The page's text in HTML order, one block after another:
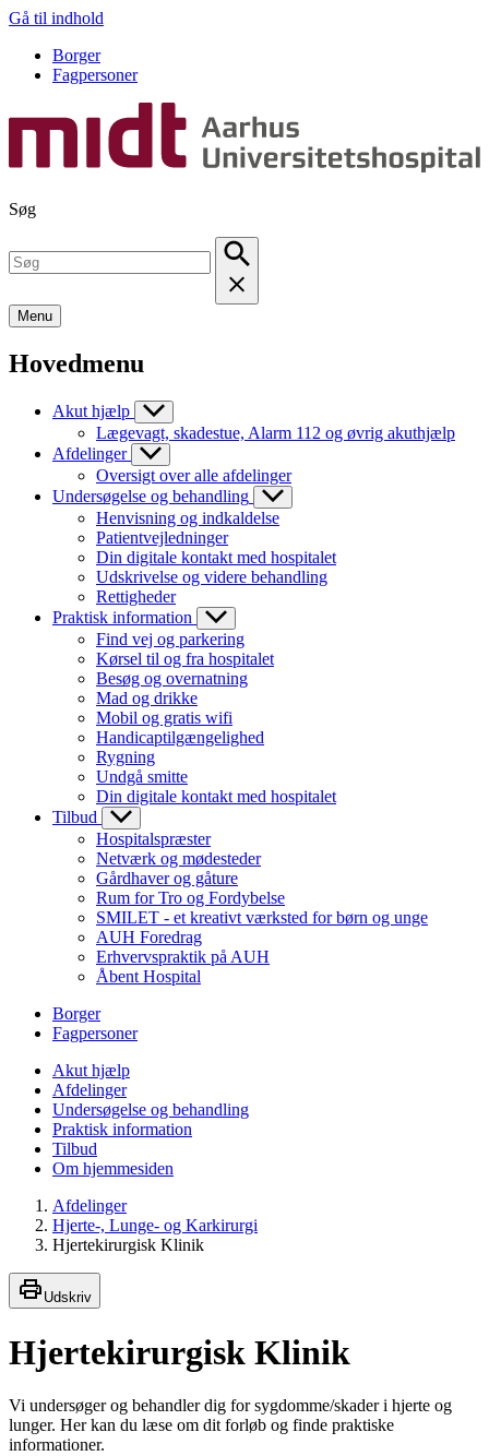
Gå til indhold
Borger
Fagpersoner
Søg
Menu
Hovedmenu
Akut hjælp
Lægevagt, skadestue, Alarm 112 og øvrig akuthjælp
Afdelinger
Oversigt over alle afdelinger
Undersøgelse og behandling
Henvisning og indkaldelse
Patientvejledninger
Din digitale kontakt med hospitalet
Udskrivelse og videre behandling
Rettigheder
Praktisk information
Find vej og parkering
Kørsel til og fra hospitalet
Besøg og overnatning
Mad og drikke
Mobil og gratis wifi
Handicaptilgængelighed
Rygning
Undgå smitte
Din digitale kontakt med hospitalet
Tilbud
Hospitalspræster
Netværk og mødesteder
Gårdhaver og gåture
Rum for Tro og Fordybelse
SMILET - et kreativt værksted for børn og unge
AUH Foredrag
Erhvervspraktik på AUH
Åbent Hospital
Borger
Fagpersoner
Akut hjælp
Afdelinger
Undersøgelse og behandling
Praktisk information
Tilbud
Om hjemmesiden
Afdelinger
Hjerte-, Lunge- og Karkirurgi
Hjertekirurgisk Klinik
Udskriv
Hjertekirurgisk Klinik
Vi undersøger og behandler dig for sygdomme/skader i hjerte og
lunger. Her kan du læse om dit forløb og finde praktiske
informationer.